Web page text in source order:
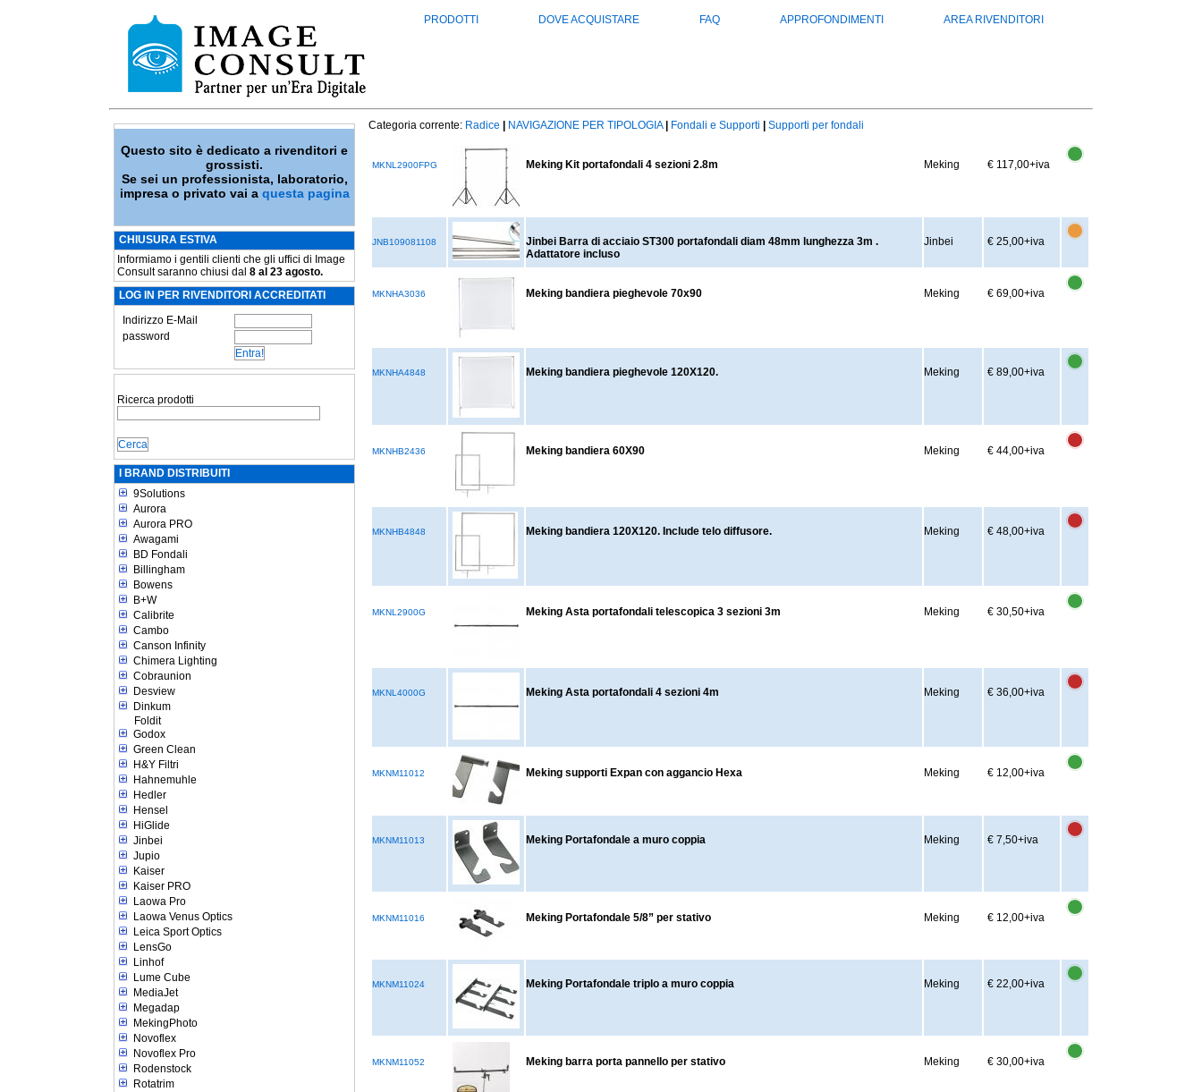
PRODOTTI DOVE ACQUISTARE FAQ APPROFONDIMENTI AREA RIVENDITORI
Questo sito è dedicato a rivenditori e
grossisti.
Se sei un professionista, laboratorio,
impresa o privato vai a questa pagina
CHIUSURA ESTIVA
Informiamo i gentili clienti che gli uffici di Image
Consult saranno chiusi dal 8 al 23 agosto.
LOG IN PER RIVENDITORI ACCREDITATI
Indirizzo E-Mail
password
Ricerca prodotti
I BRAND DISTRIBUITI
9Solutions
Aurora
Aurora PRO
Awagami
BD Fondali
Billingham
Bowens
B+W
Calibrite
Cambo
Canson Infinity
Chimera Lighting
Cobraunion
Desview
Dinkum
Foldit
Godox
Green Clean
H&Y Filtri
Hahnemuhle
Hedler
Hensel
HiGlide
Jinbei
Jupio
Kaiser
Kaiser PRO
Laowa Pro
Laowa Venus Optics
Leica Sport Optics
LensGo
Linhof
Lume Cube
MediaJet
Megadap
MekingPhoto
Novoflex
Novoflex Pro
Rodenstock
Rotatrim
Categoria corrente: Radice NAVIGAZIONE PER TIPOLOGIA Fondali e Supporti Supporti per fondali
MKNL2900FPG Meking Kit portafondali 4 sezioni 2.8m Meking € 117,00+iva
JNB109081108
Jinbei Barra di acciaio ST300 portafondali diam 48mm lunghezza 3m .
Adattatore incluso
Jinbei € 25,00+iva
MKNHA3036 Meking bandiera pieghevole 70x90 Meking € 69,00+iva
MKNHA4848 Meking bandiera pieghevole 120X120. Meking € 89,00+iva
MKNHB2436 Meking bandiera 60X90 Meking € 44,00+iva
MKNHB4848 Meking bandiera 120X120. Include telo diffusore. Meking € 48,00+iva
MKNL2900G Meking Asta portafondali telescopica 3 sezioni 3m Meking € 30,50+iva
MKNL4000G Meking Asta portafondali 4 sezioni 4m Meking € 36,00+iva
MKNM11012 Meking supporti Expan con aggancio Hexa Meking € 12,00+iva
MKNM11013 Meking Portafondale a muro coppia Meking € 7,50+iva
MKNM11016 Meking Portafondale 5/8” per stativo Meking € 12,00+iva
MKNM11024 Meking Portafondale triplo a muro coppia Meking € 22,00+iva
MKNM11052 Meking barra porta pannello per stativo Meking € 30,00+iva